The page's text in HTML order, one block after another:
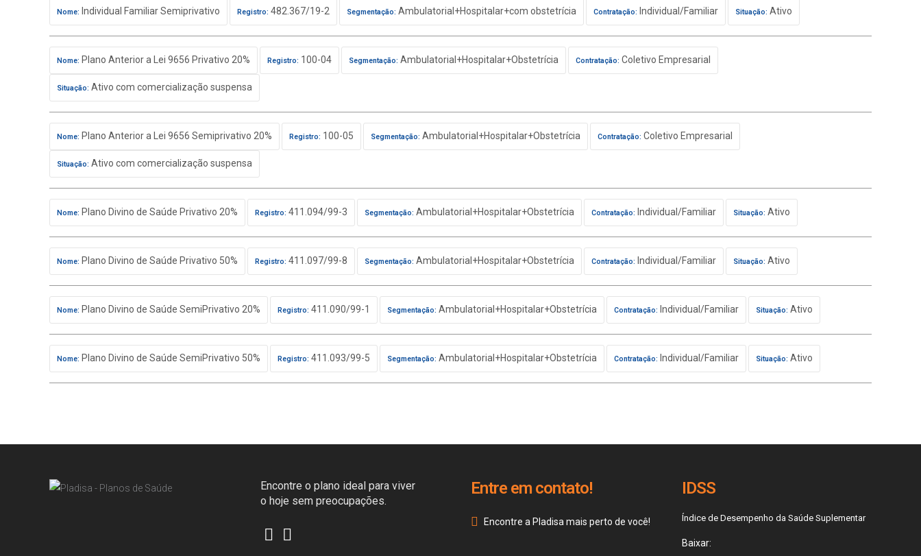
Nome: Individual Familiar Semiprivativo Registro: 482.367/19-2 Segmentação: Ambulatorial+Hospitalar+com obstetrícia Contratação: Individual/Familiar Situação: Ativo
Nome: Plano Anterior a Lei 9656 Privativo 20% Registro: 100-04 Segmentação: Ambulatorial+Hospitalar+Obstetrícia Contratação: Coletivo Empresarial
Situação: Ativo com comercialização suspensa
Nome: Plano Anterior a Lei 9656 Semiprivativo 20% Registro: 100-05 Segmentação: Ambulatorial+Hospitalar+Obstetrícia Contratação: Coletivo Empresarial
Situação: Ativo com comercialização suspensa
Nome: Plano Divino de Saúde Privativo 20% Registro: 411.094/99-3 Segmentação: Ambulatorial+Hospitalar+Obstetrícia Contratação: Individual/Familiar Situação: Ativo
Nome: Plano Divino de Saúde Privativo 50% Registro: 411.097/99-8 Segmentação: Ambulatorial+Hospitalar+Obstetrícia Contratação: Individual/Familiar Situação: Ativo
Nome: Plano Divino de Saúde SemiPrivativo 20% Registro: 411.090/99-1 Segmentação: Ambulatorial+Hospitalar+Obstetrícia Contratação: Individual/Familiar Situação: Ativo
Nome: Plano Divino de Saúde SemiPrivativo 50% Registro: 411.093/99-5 Segmentação: Ambulatorial+Hospitalar+Obstetrícia Contratação: Individual/Familiar Situação: Ativo
Encontre o plano ideal para viver
o hoje sem preocupações.
Entre em contato!
Encontre a Pladisa mais perto de você!
IDSS
Índice de Desempenho da Saúde Suplementar
Baixar: